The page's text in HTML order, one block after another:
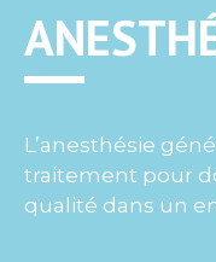
L’anesthésie
traitement pour
qualité dans un